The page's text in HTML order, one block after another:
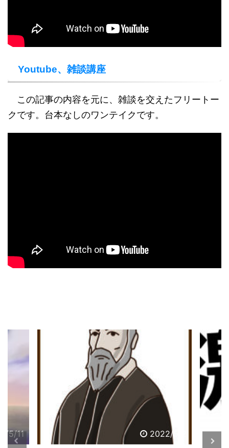
Youtube、雑談講座
この記事の内容を元に、雑談を交えたフリートー
クです。台本なしのワンテイクです。
5/11
2022/5/2